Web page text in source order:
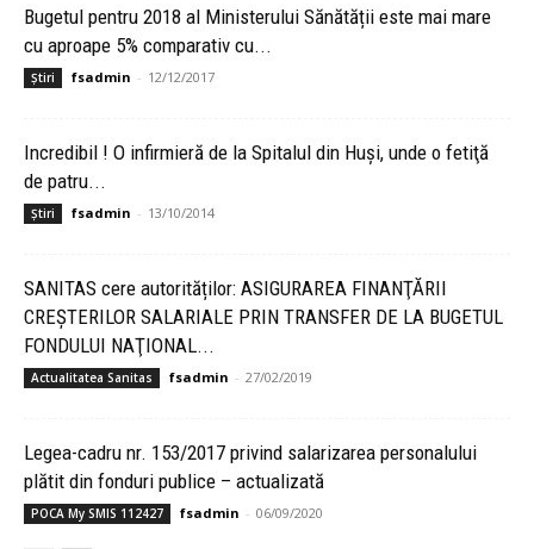
Bugetul pentru 2018 al Ministerului Sănătății este mai mare
cu aproape 5% comparativ cu...
Știri fsadmin - 12/12/2017
Incredibil ! O infirmieră de la Spitalul din Huşi, unde o fetiţă
de patru...
Știri fsadmin - 13/10/2014
SANITAS cere autorităților: ASIGURAREA FINANŢĂRII
CREŞTERILOR SALARIALE PRIN TRANSFER DE LA BUGETUL
FONDULUI NAŢIONAL...
Actualitatea Sanitas fsadmin - 27/02/2019
Legea-cadru nr. 153/2017 privind salarizarea personalului
plătit din fonduri publice – actualizată
POCA My SMIS 112427 fsadmin - 06/09/2020